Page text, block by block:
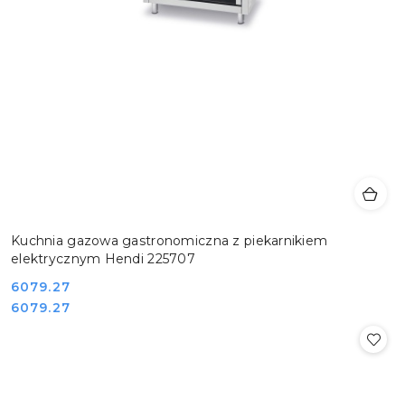
Kuchnia gazowa gastronomiczna z piekarnikiem
elektrycznym Hendi 225707
Cena:
6079.27
Cena:
6079.27